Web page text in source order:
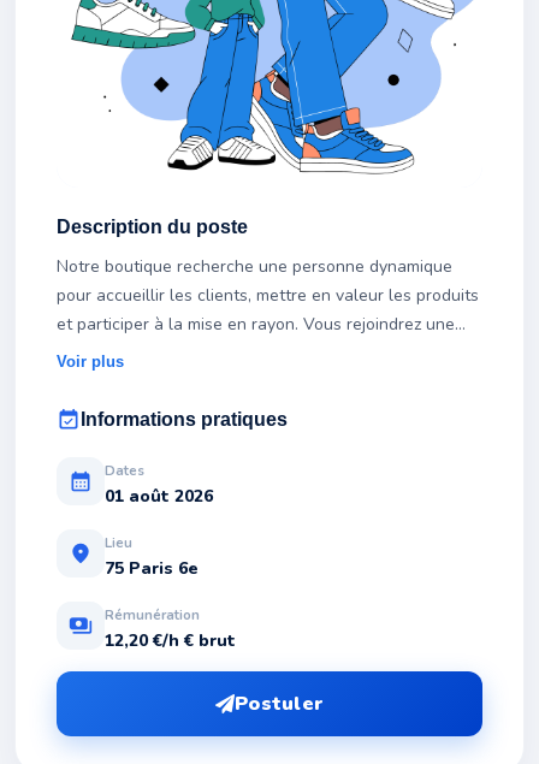
Description du poste
Notre boutique recherche une personne dynamique
pour accueillir les clients, mettre en valeur les produits
et participer à la mise en rayon. Vous rejoindrez une
petite équipe où la bonne humeur est essentielle.
Voir plus
event_available Informations pratiques
calendar_month Dates
01 août 2026
location_on Lieu
75 Paris 6e
payments Rémunération
12,20 €/h € brut
Postuler